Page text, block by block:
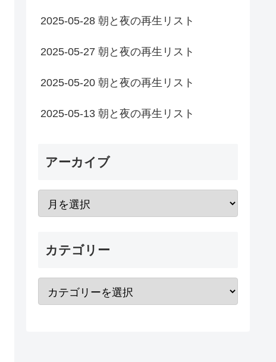
2025-05-28 朝と夜の再生リスト
2025-05-27 朝と夜の再生リスト
2025-05-20 朝と夜の再生リスト
2025-05-13 朝と夜の再生リスト
アーカイブ
カテゴリー